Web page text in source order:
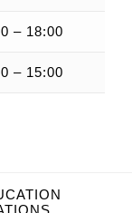
– 18:00
– 15:00